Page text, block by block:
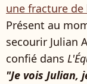
une fracture
Présent au
secourir Julian
confié dans
"Je vois Julian,